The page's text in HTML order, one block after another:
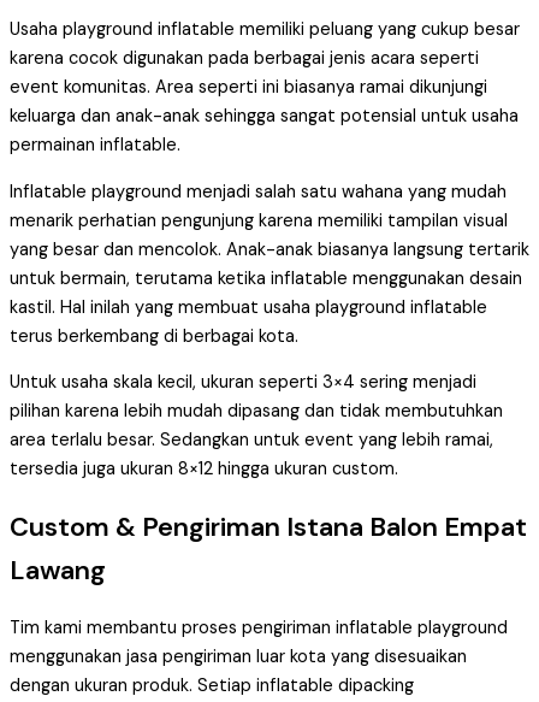
Usaha playground inflatable memiliki peluang yang cukup besar
karena cocok digunakan pada berbagai jenis acara seperti
event komunitas. Area seperti ini biasanya ramai dikunjungi
keluarga dan anak-anak sehingga sangat potensial untuk usaha
permainan inflatable.
Inflatable playground menjadi salah satu wahana yang mudah
menarik perhatian pengunjung karena memiliki tampilan visual
yang besar dan mencolok. Anak-anak biasanya langsung tertarik
untuk bermain, terutama ketika inflatable menggunakan desain
kastil. Hal inilah yang membuat usaha playground inflatable
terus berkembang di berbagai kota.
Untuk usaha skala kecil, ukuran seperti 3×4 sering menjadi
pilihan karena lebih mudah dipasang dan tidak membutuhkan
area terlalu besar. Sedangkan untuk event yang lebih ramai,
tersedia juga ukuran 8×12 hingga ukuran custom.
Custom & Pengiriman Istana Balon Empat
Lawang
Tim kami membantu proses pengiriman inflatable playground
menggunakan jasa pengiriman luar kota yang disesuaikan
dengan ukuran produk. Setiap inflatable dipacking